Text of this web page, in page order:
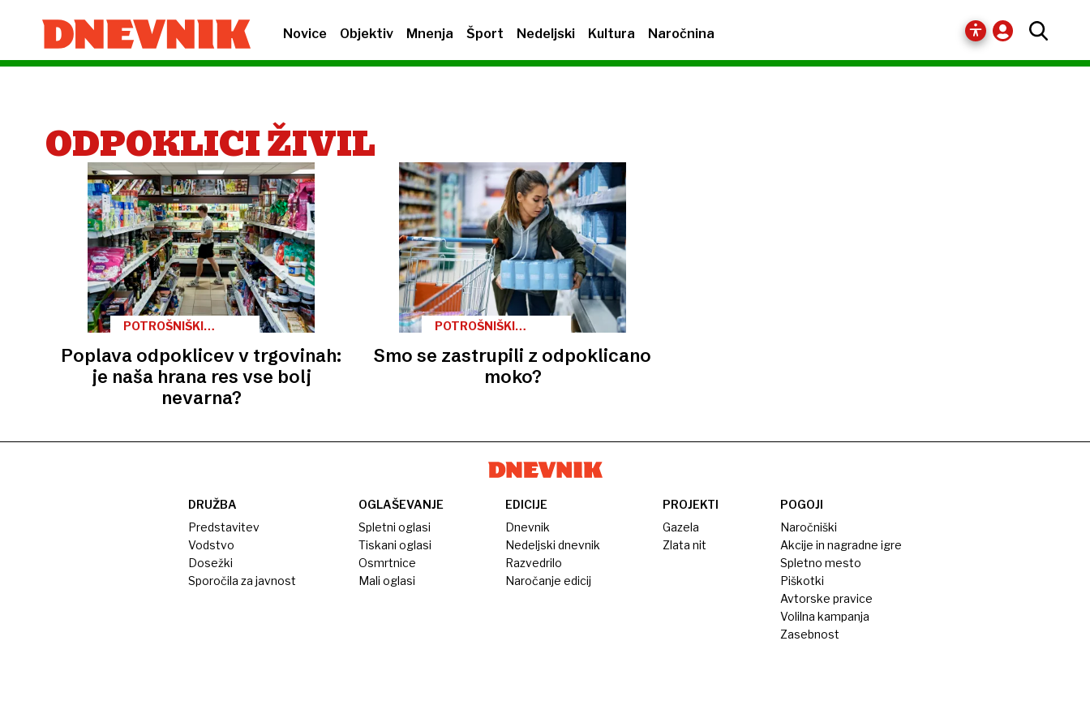
Novice Objektiv Mnenja Šport Nedeljski Kultura Naročnina
ODPOKLICI ŽIVIL
POTROŠNIŠKI
Poplava odpoklicev v trgovinah:
je naša hrana res vse bolj
nevarna?
POTROŠNIŠKI
Smo se zastrupili z odpoklicano
moko?
DRUŽBA
Predstavitev
Vodstvo
Dosežki
Sporočila za javnost
OGLAŠEVANJE
Spletni oglasi
Tiskani oglasi
Osmrtnice
Mali oglasi
EDICIJE
Dnevnik
Nedeljski dnevnik
Razvedrilo
Naročanje edicij
PROJEKTI
Gazela
Zlata nit
POGOJI
Naročniški
Akcije in nagradne igre
Spletno mesto
Piškotki
Avtorske pravice
Volilna kampanja
Zasebnost